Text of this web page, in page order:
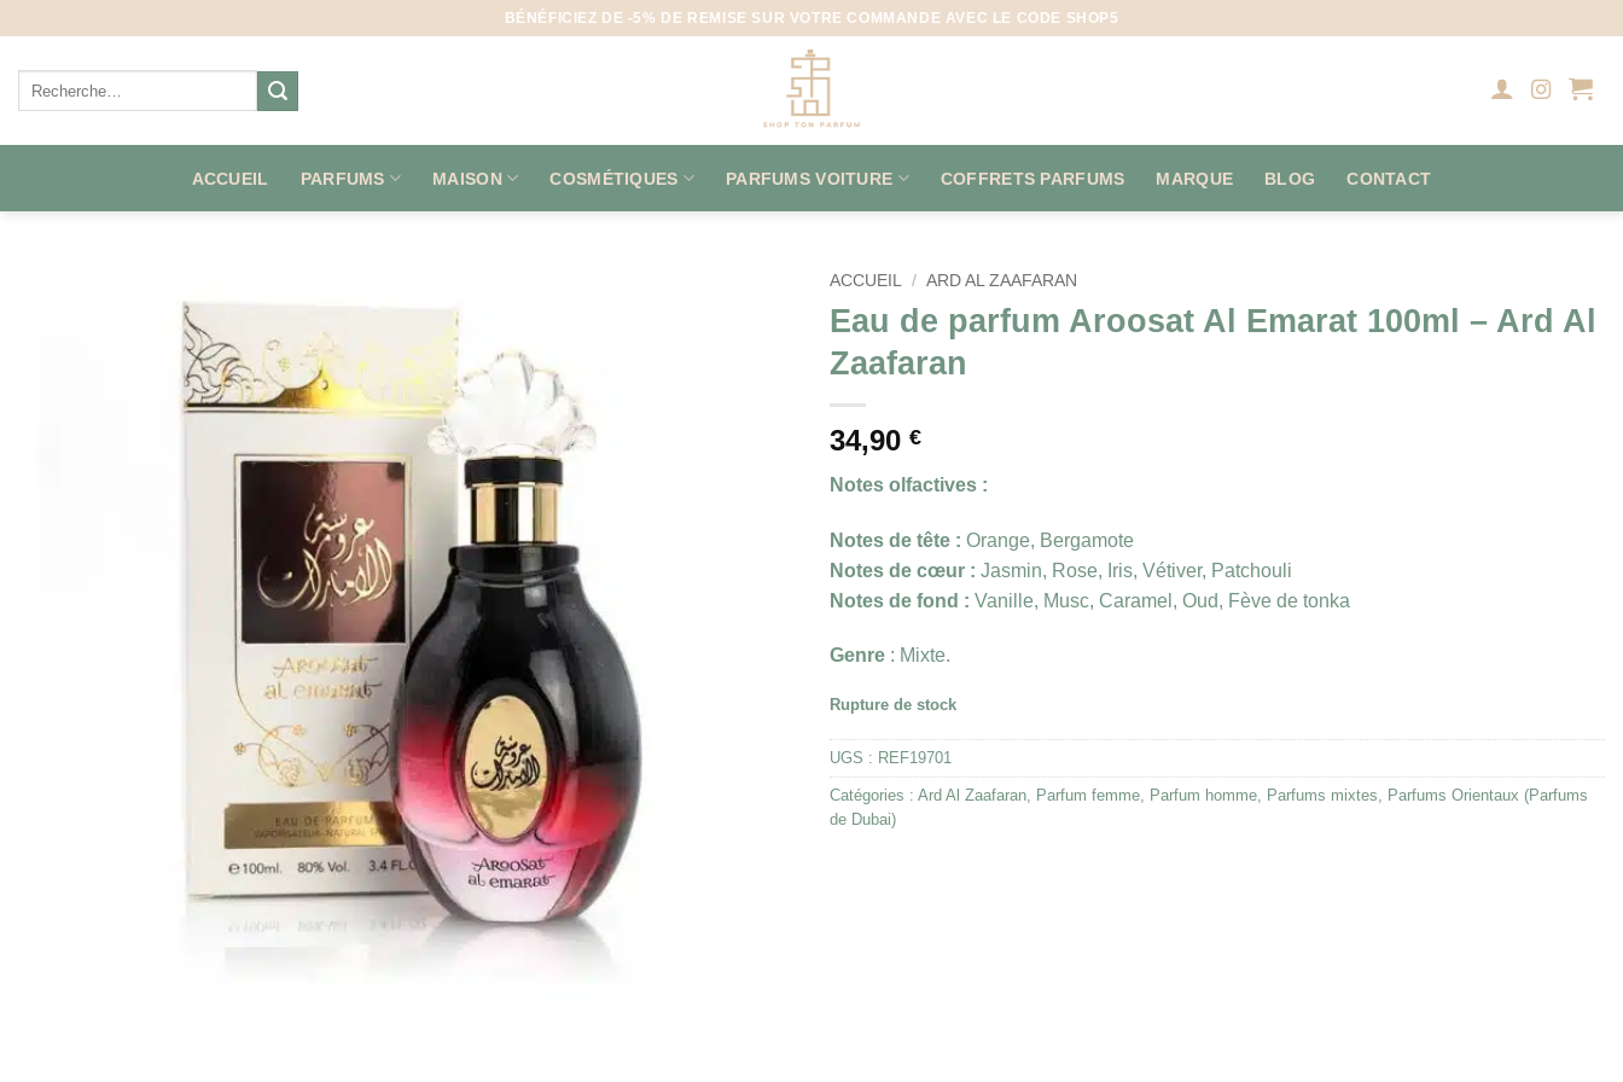
contenu
BÉNÉFICIEZ DE -5% DE REMISE SUR VOTRE COMMANDE AVEC LE CODE SHOP5
ACCUEIL PARFUMS MAISON COSMÉTIQUES PARFUMS VOITURE COFFRETS PARFUMS MARQUE BLOG CONTACT
ACCUEIL / ARD AL ZAAFARAN
Eau de parfum Aroosat Al Emarat 100ml – Ard Al
Zaafaran
34,90 €
Notes olfactives :
Notes de tête : Orange, Bergamote
Notes de cœur : Jasmin, Rose, Iris, Vétiver, Patchouli
Notes de fond : Vanille, Musc, Caramel, Oud, Fève de tonka
Genre : Mixte.
Rupture de stock
UGS : REF19701
Catégories : Ard Al Zaafaran, Parfum femme, Parfum homme, Parfums mixtes, Parfums Orientaux (Parfums
de Dubai)